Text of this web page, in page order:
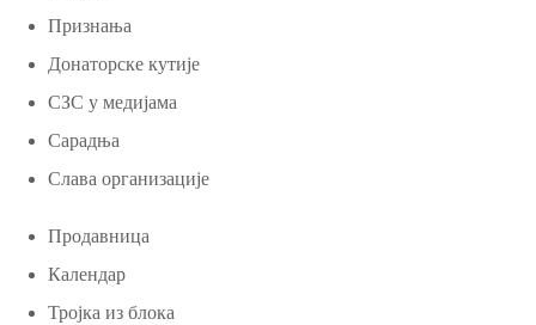
Признања
Донаторске кутије
СЗС у медијама
Сарадња
Слава организације
Продавница
Календар
Тројка из блока